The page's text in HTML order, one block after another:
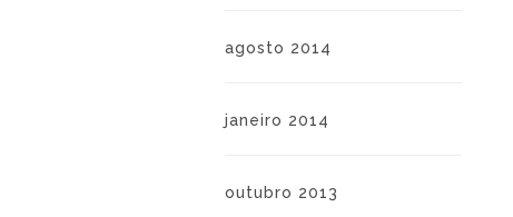
agosto 2014
janeiro 2014
outubro 2013